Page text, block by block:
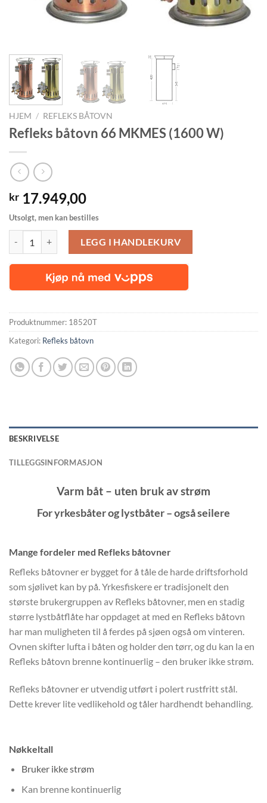
HJEM / REFLEKS BÅTOVN
Refleks båtovn 66 MKMES (1600 W)
kr 17.949,00
Utsolgt, men kan bestilles
LEGG I HANDLEKURV
Produktnummer: 18520T
Kategori: Refleks båtovn
BESKRIVELSE
TILLEGGSINFORMASJON
Varm båt – uten bruk av strøm
For yrkesbåter og lystbåter – også seilere
Mange fordeler med Refleks båtovner
Refleks båtovner er bygget for å tåle de harde driftsforhold
som sjølivet kan by på. Yrkesfiskere er tradisjonelt den
største brukergruppen av Refleks båtovner, men en stadig
større lystbåtflåte har oppdaget at med en Refleks båtovn
har man muligheten til å ferdes på sjøen også om vinteren.
Ovnen skifter lufta i båten og holder den tørr, og du kan la en
Refleks båtovn brenne kontinuerlig – den bruker ikke strøm.
Refleks båtovner er utvendig utført i polert rustfritt stål.
Dette krever lite vedlikehold og tåler hardhendt behandling.
Nøkkeltall
Bruker ikke strøm
Kan brenne kontinuerlig